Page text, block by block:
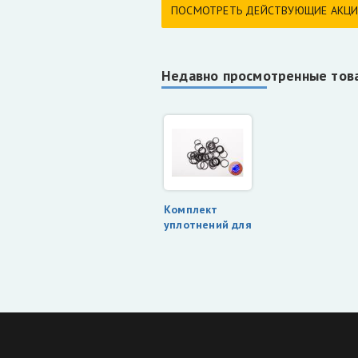
ПОСМОТРЕТЬ ДЕЙСТВУЮЩИЕ
Недавно просмотренные
Комплект
уплотнений для